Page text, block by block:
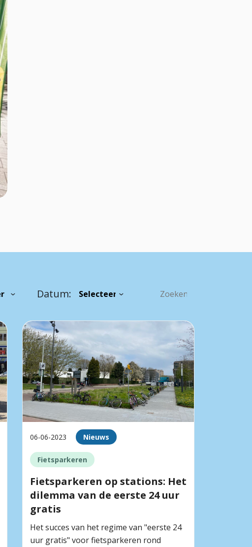
Datum:
06-06-2023 Nieuws
Fietsparkeren
Fietsparkeren op stations: Het
dilemma van de eerste 24 uur
gratis
Het succes van het regime van "eerste 24
uur gratis" voor fietsparkeren rond